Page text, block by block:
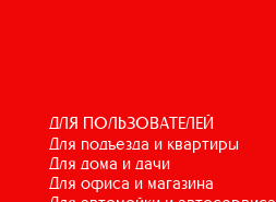
ДЛЯ ПОЛЬЗОВАТЕЛЕЙ
для подъезда и квартиры
для дома и дачи
для офиса и магазина